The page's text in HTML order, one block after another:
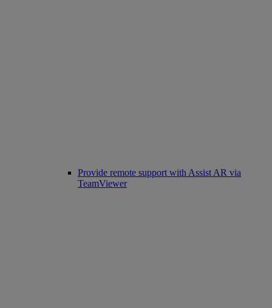
Provide remote support with Assist AR via
TeamViewer